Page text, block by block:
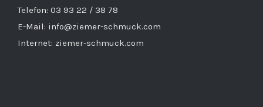
Telefon: 03 93 22 / 38 78
E-Mail: info@ziemer-schmuck.com
Internet: ziemer-schmuck.com